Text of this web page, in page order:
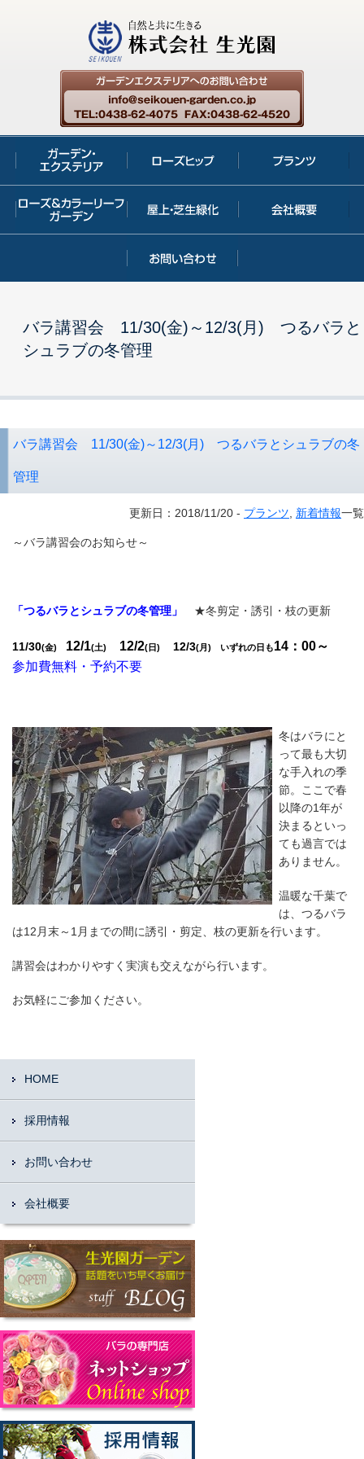
バラ講習会 11/30(金)～12/3(月) つるバラと
シュラブの冬管理
バラ講習会 11/30(金)～12/3(月) つるバラとシュラブの冬
管理
更新日：2018/11/20 - プランツ 新着情報一覧
～バラ講習会のお知らせ～
「つるバラとシュラブの冬管理」 ★冬剪定・誘引・枝の更新
11/30(金) 12/1(土) 12/2(日) 12/3(月) いずれの日も14：00～
参加費無料・予約不要
冬はバラにと
って最も大切
な手入れの季
節。ここで春
以降の1年が
決まるといっ
ても過言では
ありません。
温暖な千葉で
は、つるバラ
は12月末～1月までの間に誘引・剪定、枝の更新を行います。
講習会はわかりやすく実演も交えながら行います。
お気軽にご参加ください。
HOME
採用情報
お問い合わせ
会社概要